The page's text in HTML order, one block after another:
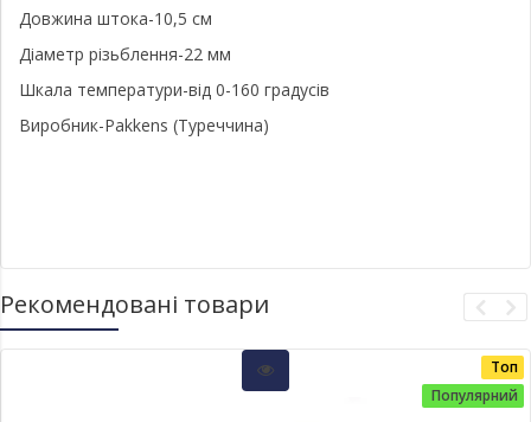
Довжина штока-10,5 см
Діаметр різьблення-22 мм
Шкала температури-від 0-160 градусів
Виробник-Pakkens (Туреччина)
Рекомендовані товари
Топ
Популярний